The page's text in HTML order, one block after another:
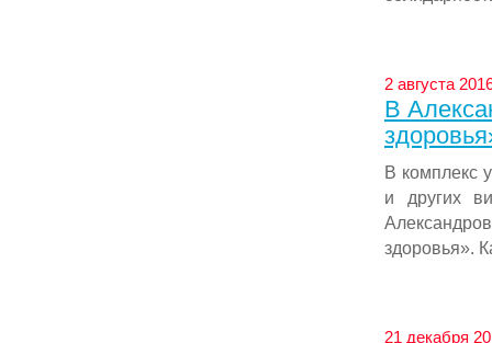
2 августа
В
В комплекс
и других
здоровья».
21 декабря